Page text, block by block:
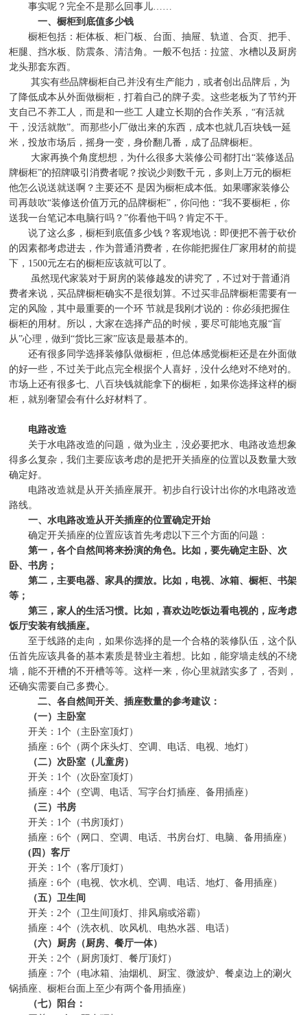
事实呢？完全不是那么回事儿……
一、橱柜到底值多少钱
橱柜包括：柜体板、柜门板、台面、抽屉、轨道、合页、把手、
柜腿、挡水板、防震条、清洁角。一般不包括：拉篮、水槽以及厨房
龙头那套东西。
其实有些品牌橱柜自己并没有生产能力，或者创出品牌后，为
了降低成本从外面做橱柜，打着自己的牌子卖。这些老板为了节约开
支自己不养工人，而是和一些工 人建立长期的合作关系，“有活就
干，没活就散”。而那些小厂做出来的东西，成本也就几百块钱一延
米，投放市场后，摇身一变，身价翻几番，成了品牌橱柜。
大家再换个角度想想，为什么很多大装修公司都打出“装修送品
牌橱柜”的招牌吸引消费者呢？按说少则数千元，多则上万元的橱柜
他怎么说送就送啊？主要还不 是因为橱柜成本低。如果哪家装修公
司再鼓吹“装修送价值万元的品牌橱柜” ，你问他：“我不要橱柜，你
送我一台笔记本电脑行吗？”你看他干吗？肯定不干。
说了这么多，橱柜到底值多少钱？客观地说：即便把不善于砍价
的因素都考虑进去，作为普通消费者，在你能把握住厂家用材的前提
下， 1500元左右的橱柜应该就可以了。
虽然现代家装对于厨房的装修越发的讲究了，不过对于普通消
费者来说，买品牌橱柜确实不是很划算。不过买非品牌橱柜需要有一
定的风险，其中最重要的一个环 节就是我刚才说的：你必须把握住
橱柜的用材。所以，大家在选择产品的时候，要尽可能地克服“盲
从”心理，做到“货比三家”应该是最基本的。
还有很多同学选择装修队做橱柜，但总体感觉橱柜还是在外面做
的好一些，不过关于此点完全根据个人喜好，没什么绝对不绝对的。
市场上还有很多七、八百块钱就能拿下的橱柜，如果你选择这样的橱
柜，就别奢望会有什么好材料了。
电路改造
关于水电路改造的问题，做为业主，没必要把水、电路改造想象
得多么复杂，我们主要应该考虑的是把开关插座的位置以及数量大致
确定好。
电路改造就是从开关插座展开。初步自行设计出你的水电路改造
路线。
一、水电路改造从开关插座的位置确定开始
确定开关插座的位置应该首先考虑以下三个方面的问题：
第一，各个自然间将来扮演的角色。比如，要先确定主卧、次
卧、书房；
第二，主要电器、家具的摆放。比如，电视、冰箱、橱柜、书架
等；
第三，家人的生活习惯。比如，喜欢边吃饭边看电视的，应考虑
饭厅安装有线插座。
至于线路的走向，如果你选择的是一个合格的装修队伍，这个队
伍首先应该具备的基本素质是替业主着想。比如，能穿墙走线的不绕
墙，能不开槽的不开槽等等。这样一来，你心里就踏实多了，否则，
还确实需要自己多费心。
二、各自然间开关、插座数量的参考建议：
（一）主卧室
开关： 1个（主卧室顶灯）
插座：6个（两个床头灯、空调、电话、电视、地灯）
（二）次卧室（儿童房）
开关： 1个（次卧室顶灯）
插座：4个（空调、电话、写字台灯插座、备用插座）
（三）书房
开关： 1个（书房顶灯）
插座：6个（网口、空调、电话、书房台灯、电脑、备用插座）
( 四）客厅
开关： 1个（客厅顶灯）
插座：6个（电视、饮水机、空调、电话、地灯、备用插座）
（五）卫生间
开关：2个（卫生间顶灯、排风扇或浴霸）
插座：4个（洗衣机、吹风机、电热水器、电话）
（六）厨房（厨房、餐厅一体）
开关：2个（厨房顶灯、餐厅顶灯）
插座： 7个（电冰箱、油烟机、厨宝、微波炉、餐桌边上的涮火
锅插座、橱柜台面上至少有两个备用插座）
（七）阳台：